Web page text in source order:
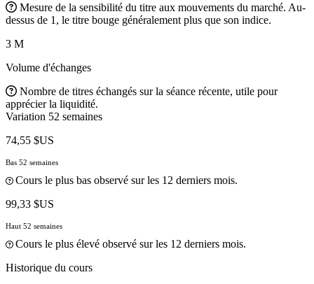
Mesure de la sensibilité du titre aux mouvements du marché. Au-
dessus de 1, le titre bouge généralement plus que son indice.
3 M
Volume d'échanges
Nombre de titres échangés sur la séance récente, utile pour
apprécier la liquidité.
Variation 52 semaines
74,55 $US
Bas 52 semaines
Cours le plus bas observé sur les 12 derniers mois.
99,33 $US
Haut 52 semaines
Cours le plus élevé observé sur les 12 derniers mois.
Historique du cours